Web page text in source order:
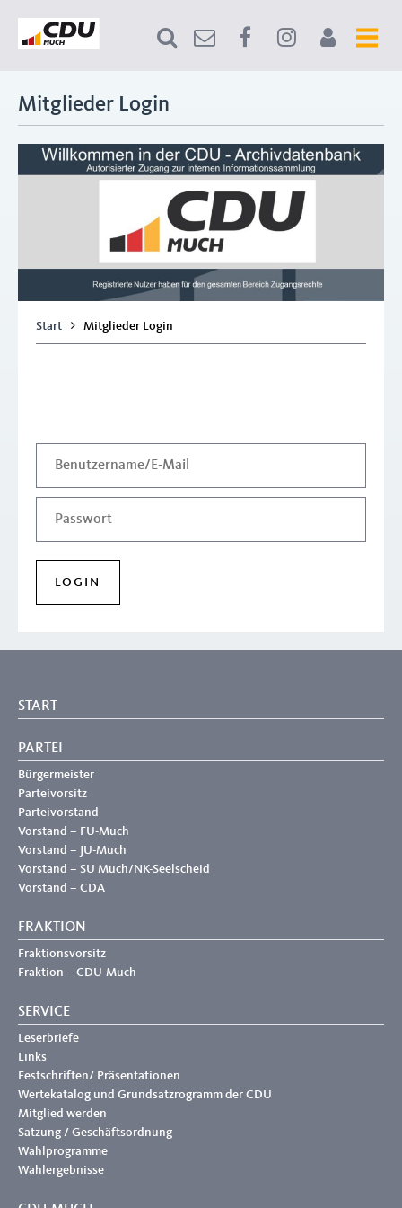
Mitglieder Login
Start Mitglieder Login
START
PARTEI
Bürgermeister
Parteivorsitz
Parteivorstand
Vorstand – FU-Much
Vorstand – JU-Much
Vorstand – SU Much/NK-Seelscheid
Vorstand – CDA
FRAKTION
Fraktionsvorsitz
Fraktion – CDU-Much
SERVICE
Leserbriefe
Links
Festschriften/ Präsentationen
Wertekatalog und Grundsatzrogramm der CDU
Mitglied werden
Satzung / Geschäftsordnung
Wahlprogramme
Wahlergebnisse